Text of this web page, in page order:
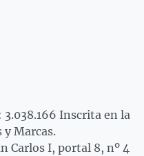
Inscrita en la
y Marcas.
Carlos I, portal 8, nº 4